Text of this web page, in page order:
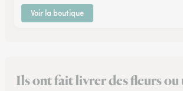
Voir la boutique
Ils ont fait livrer des fleurs ou